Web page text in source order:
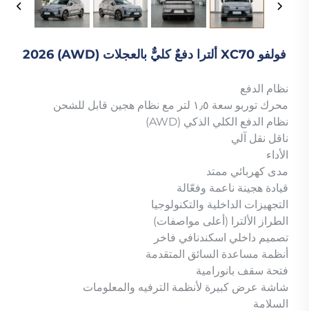
فولفو XC70 ألترا دفعٌ كليٌّ بالعجلات (AWD) 2026
نظام الدفع
محرك توربو سعة ١٫٥ لتر مع نظام هجين قابل للشحن
نظام الدفع الكلي الذكي (AWD)
ناقل نقل آلي
الأداء
مدى كهربائي ممتد
قيادة هجينة ناعمة وفعّالة
التجهيزات الداخلية والتكنولوجيا
الطراز الألترا (أعلى مواصفات)
تصميم داخلي اسكندنافي فاخر
أنظمة مساعدة السائق المتقدمة
فتحة سقف بانورامية
شاشة عرض كبيرة لأنظمة الترفيه والمعلومات
السلامة